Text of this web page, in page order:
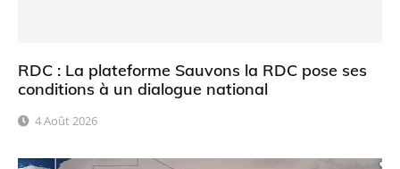
RDC : La plateforme Sauvons la RDC pose ses
conditions à un dialogue national
4 Août 2026